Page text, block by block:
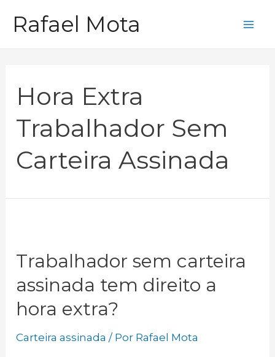
paraRafael Mota
Hora Extra
Trabalhador Sem
Carteira Assinada
Trabalhador sem carteira
assinada tem direito a
hora extra?
Carteira assinada / Por Rafael Mota